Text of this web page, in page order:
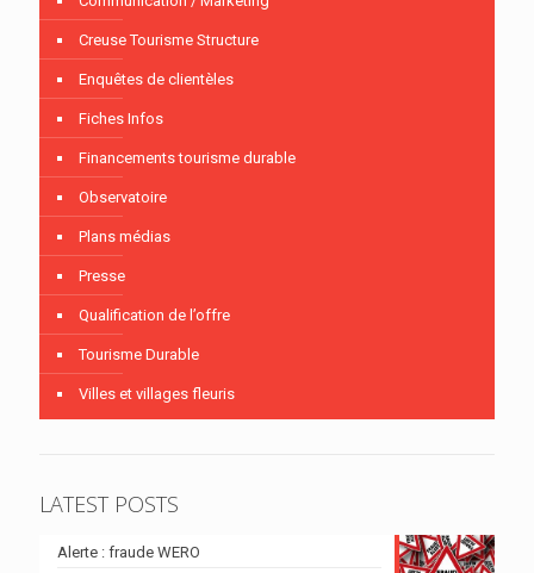
Creuse Tourisme Structure
Enquêtes de clientèles
Fiches Infos
Financements tourisme durable
Observatoire
Plans médias
Presse
Qualification de l’offre
Tourisme Durable
Villes et villages fleuris
LATEST POSTS
Alerte : fraude WERO